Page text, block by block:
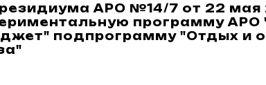
АРО №14/7 от 22 мая
программу
подпрограмму "Отдых и